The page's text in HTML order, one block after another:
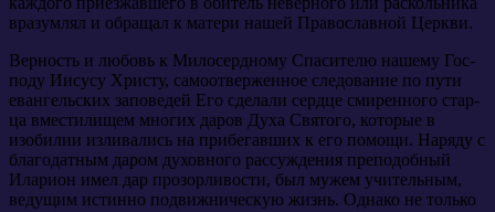
вра­зум­лял и об­ра­щал к ма­те­ри на­шей Пра­во­слав­ной Церк­ви.
Вер­ность и лю­бовь к Ми­ло­серд­но­му Спа­си­те­лю на­ше­му Гос­
по­ду Иису­су Хри­сту, са­мо­от­вер­жен­ное сле­до­ва­ние по пу­ти
еван­гель­ских за­по­ве­дей Его сде­ла­ли серд­це сми­рен­но­го стар­
ца вме­сти­ли­щем мно­гих да­ров Ду­ха Свя­то­го, ко­то­рые в
изоби­лии из­ли­ва­лись на при­бе­гав­ших к его по­мо­щи. На­ря­ду с
бла­го­дат­ным да­ром ду­хов­но­го рас­суж­де­ния пре­по­доб­ный
Ила­ри­он имел дар про­зор­ли­во­сти, был му­жем учи­тель­ным,
ве­ду­щим ис­тин­но по­движ­ни­че­скую жизнь. Од­на­ко не толь­ко